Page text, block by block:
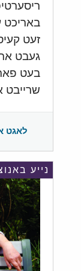
באריכט
זעט
געבט
בעט פאר
שרייבט
לאגט
נייע